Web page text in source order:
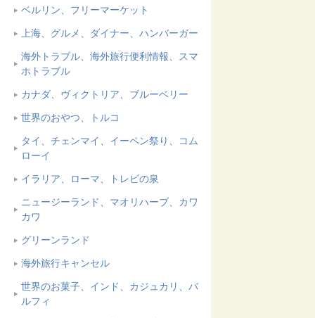
ベルリン、フリーマーケット
上海、グルメ、ダイナー、ハンバーガー
海外トラブル、海外旅行便利情報、スマ
ホトラブル
カナダ、ヴィクトリア、ブルーベリー
世界のおやつ、トルコ
タイ、チェンマイ、イーペン祭り、コム
ローイ
イラリア、ローマ、トレビの泉
ニュージーランド、マオリハーブ、カワ
カワ
グリーンランド
海外旅行キャンセル
世界のお菓子、インド、カジュカリ、バ
ルフィ